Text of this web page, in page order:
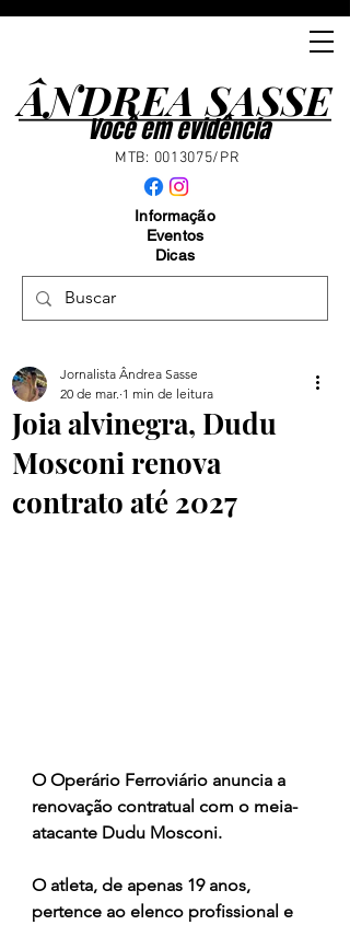
ÂNDREA SASSE
ÂNDREA SASSE
Você em evidência
MTB: 0013075/PR
Informação
Eventos
Dicas
Joia alvinegra, Dudu
Mosconi renova
contrato até 2027
Jornalista Ândrea Sasse
20 de mar. 1 min de leitura
O Operário Ferroviário anuncia a
renovação contratual com o meia-
atacante Dudu Mosconi.
O atleta, de apenas 19 anos,
pertence ao elenco profissional e